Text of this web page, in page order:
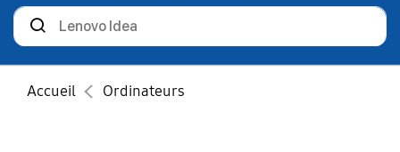
Rechercher
des
produits
Accueil Ordinateurs